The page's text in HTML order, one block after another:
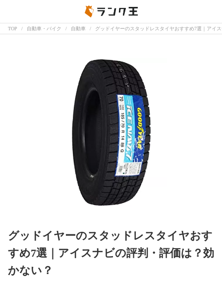
TOP 自動車・バイク 自動車 グッドイヤーのスタッドレスタイヤおすすめ7選｜アイ
グッドイヤーのスタッドレスタイヤおす
すめ7選｜アイスナビの評判・評価は？効
かない？